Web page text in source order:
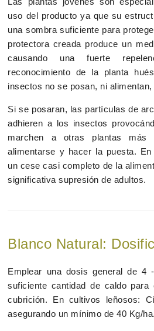
uso del producto ya que su
una sombra suficiente para
protectora creada produce un
causando una fuerte
reconocimiento de la planta
insectos no se posan, ni
Si se posaran, las partículas de
adhieren a los insectos
marchen a otras plantas más
alimentarse y hacer la puesta.
un cese casi completo de la
significativa supresión de adultos.
Blanco Natural:
Emplear una dosis general de
suficiente cantidad de caldo para
cubrición. En cultivos leñosos:
asegurando un mínimo de 40 Kg/ha.